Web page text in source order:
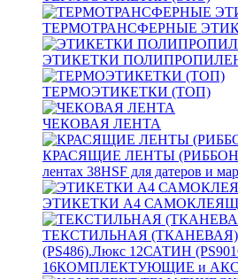
ТЕРМОТРАНСФЕРНЫЕ
ЭТИКЕТКИ ПОЛИПРОПИЛЕН
ТЕРМОЭТИКЕТКИ (ТОП)
ЧЕКОВАЯ ЛЕНТА
КРАСЯЩИЕ ЛЕНТЫ
лентах 38HSF для датеров и
ЭТИКЕТКИ А4
ТЕКСТИЛЬНАЯ
(PS486).Люкс 12САТИН
16КОМПЛЕКТУЮЩИЕ и